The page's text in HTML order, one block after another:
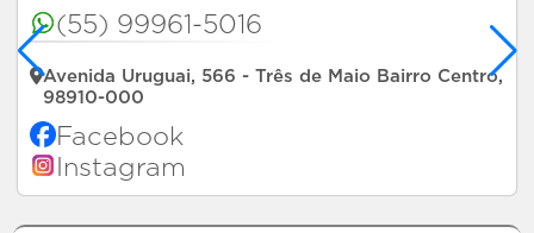
(55) 99961-5016
Avenida Uruguai, 566 - Três de Maio Bairro Centro,
98910-000
Facebook
Instagram